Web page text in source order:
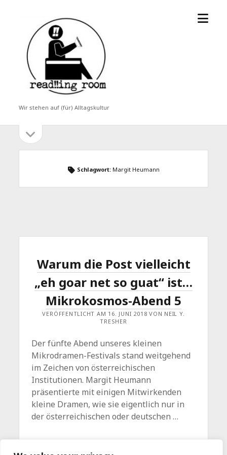
read!!ing
room
Wir stehen auf (für) Alltagskultur
Menü
Seitenleiste
öffnen
Schlagwort: Margit Heumann
Warum die Post vielleicht
„eh goar net so guat“ ist…
Mikrokosmos-Abend 5
VERÖFFENTLICHT AM 16. JUNI 2018 VON NEIL Y.
TRESHER
Der fünfte Abend unseres kleinen
Mikrodramen-Festivals stand weitgehend
im Zeichen von österreichischen
Institutionen. Margit Heumann
präsentierte mit einigen Mitwirkenden
kleine Dramen, wie sie eigentlich nur in
der österreichischen oder deutschen …